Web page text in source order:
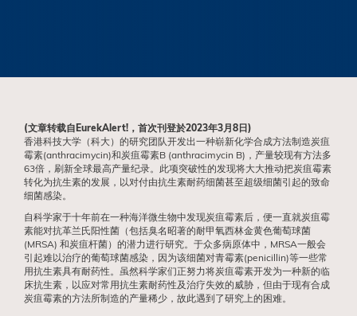
(文章转载自EurekAlert!，首次刊登於2023年3月8日)
香港科技大学（科大）的研究团队开发出一种崭新化学合成方法制造炭疽
霉素(anthracimycin)和炭疽霉素B (anthracimycin B)，产量较现有方法多
63倍，刷新全球最高产量纪录。此项突破性的发现将大大推动把炭疽霉素
转化为抗生素的发展，以对付由抗生素耐药细菌甚至超级细菌引起的致命
细菌感染。
自科学家于十年前在一种海洋微生物中发现炭疽霉素后，便一直就炭疽霉
素能对抗革兰氏阳性菌（包括臭名昭著的耐甲氧西林金黄色葡萄球菌
(MRSA) 和炭疽杆菌）的潜力进行研究。于众多病原体中，MRSA一般会
引起难以治疗的葡萄球菌感染，因为该细菌对青霉素(penicillin)等一些常
用抗生素具有耐药性。虽然科学家们正努力将炭疽霉素开发为一种新的临
床抗生素，以应对常用抗生素耐药性及治疗失效的威胁，但由于现有合成
炭疽霉素的方法所制造的产量稀少，故此遇到了研究上的困难。